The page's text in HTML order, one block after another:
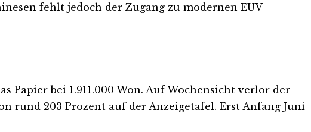
fehlt jedoch der Zugang zu modernen EUV-
Papier bei 1.911.000 Won. Auf Wochensicht verlor der
rund 203 Prozent auf der Anzeigetafel. Erst Anfang Juni